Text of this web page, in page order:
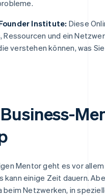
Institute: Diese
und ein
verstehen können, was
Mentor geht es vor
kann einige Zeit dauern.
Netzwerken, in